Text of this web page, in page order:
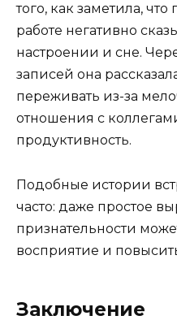
того, как заметила,
работе негативно
настроении и сне.
записей она
переживать из-за
отношения с
продуктивность.
Подобные истории
часто: даже простое
признательности
восприятие и
Заключение